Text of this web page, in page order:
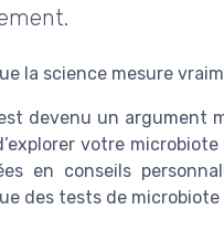
la science mesure
devenu un argument
votre
en conseils
des tests de